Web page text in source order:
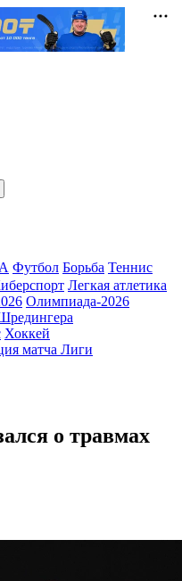
Футбол Борьба Теннис
Легкая атлетика
Олимпиада-2026
Хоккей
матча Лиги
о травмах